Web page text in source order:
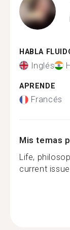
HABLA
Inglés
APRENDE
Francés
Mis temas
Life,
current